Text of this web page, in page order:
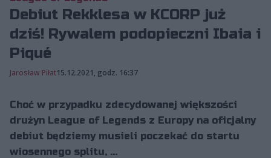
Debiut Rekklesa w KCORP już
dziś! Rywalem podopieczni Ibaia i
Piqué
Jarosław Piłat15.12.2021, godz. 16:37
Choć w przypadku zdecydowanej większości
drużyn League of Legends z Europy na oficjalny
debiut będziemy musieli poczekać do startu
wiosennego splitu, ...